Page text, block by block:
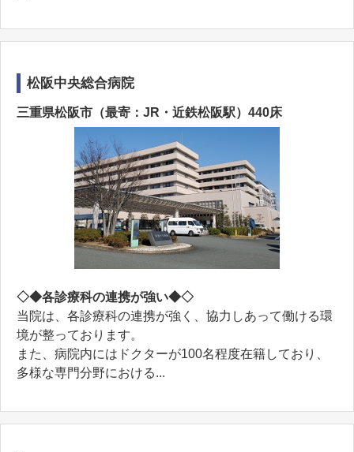
松阪中央総合病院
三重県松阪市（最寄：JR・近鉄松阪駅）440床
◇◆各診療科の連携が強い◆◇
当院は、各診療科の連携が強く、協力しあって働ける環
境が整っております。
また、病院内にはドクターが100名程度在籍しており、
多様な専門分野における...